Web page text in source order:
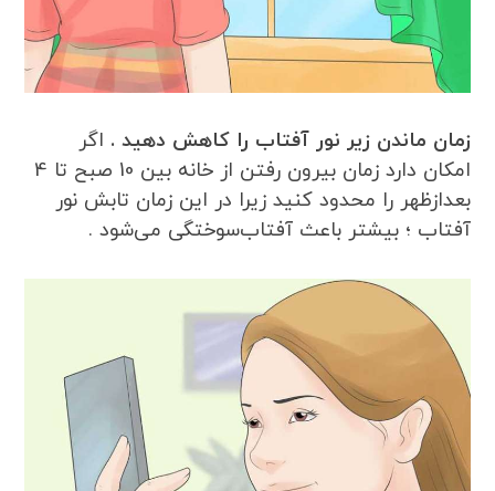
زمان ماندن زیر نور آفتاب را کاهش دهید . اگر
امکان دارد زمان بیرون رفتن از خانه بین 10 صبح تا 4
بعدازظهر را محدود کنید زیرا در این زمان تابش نور
آفتاب ؛ بیشتر باعث آفتاب‌سوختگی می‌شود .